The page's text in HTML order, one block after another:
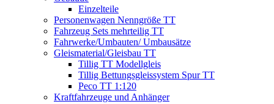
Einzelteile
Personenwagen Nenngröße TT
Fahrzeug Sets mehrteilig TT
Fahrwerke/Umbauten/ Umbausätze
Gleismaterial/Gleisbau TT
Tillig TT Modellgleis
Tillig Bettungsgleissystem Spur TT
Peco TT 1:120
Kraftfahrzeuge und Anhänger